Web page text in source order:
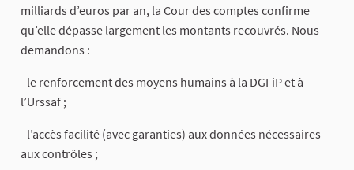
milliards d’euros par an, la Cour des comptes confirme
qu’elle dépasse largement les montants recouvrés. Nous
demandons :
- le renforcement des moyens humains à la DGFiP et à
l’Urssaf ;
- l’accès facilité (avec garanties) aux données nécessaires
aux contrôles ;